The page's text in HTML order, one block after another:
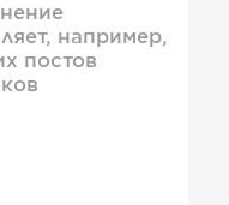
например,
постов